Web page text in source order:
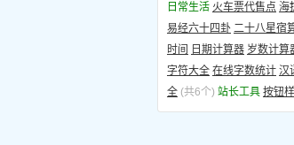
日常生活 火车票代售点 海
易经六十四卦 二十八星宿
时间
日期计算器 岁数计算
字符大全 在线字数统计 汉
全 (共6个) 站长工具 按钮